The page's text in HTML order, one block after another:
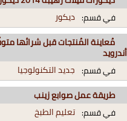
في قسم: ديكور
مُعاينة المُنتجات قبل شرائها
أندرويد
في قسم: جديد التكنولوجيا
طريقة عمل صوابع زينب
في قسم: تعليم الطبخ